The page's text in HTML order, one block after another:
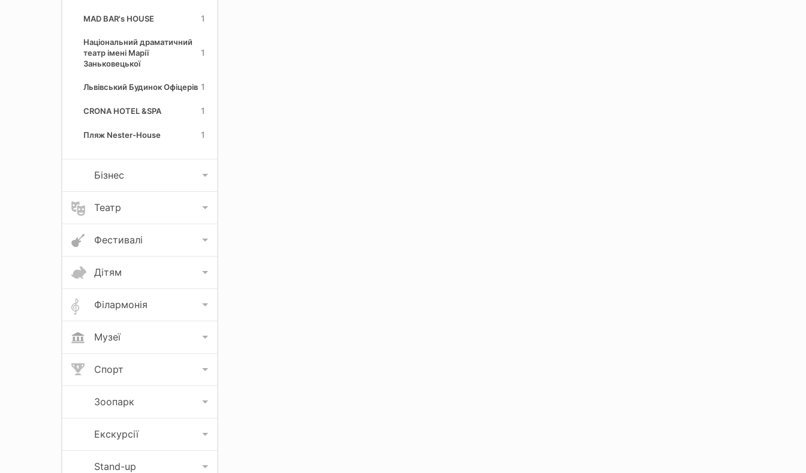
MAD BAR's HOUSE 1
Національний драматичний
театр імені Марії
Заньковецької
1
Львівський Будинок Офіцерів 1
CRONA HOTEL &SPA 1
Пляж Nester-House 1
Бізнес
Театр
Фестивалі
Дітям
Філармонія
Музеї
Спорт
Зоопарк
Екскурсії
Stand-up